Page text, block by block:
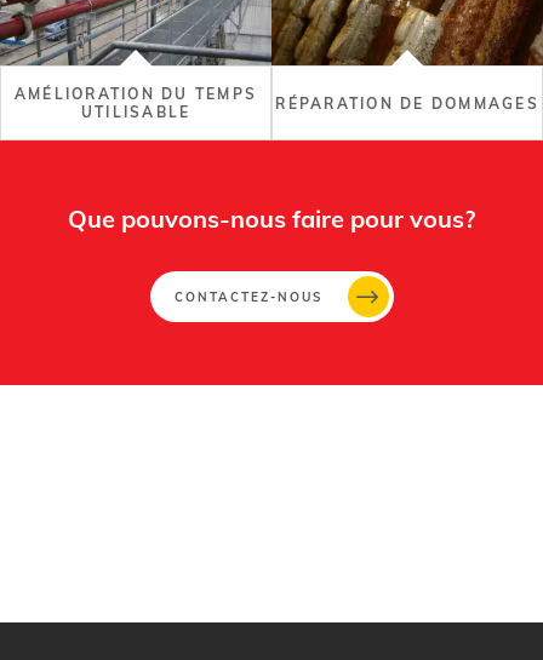
AMÉLIORATION DU TEMPS
UTILISABLE
RÉPARATION DE DOMMAGES
Que pouvons-nous faire pour vous?
CONTACTEZ-NOUS